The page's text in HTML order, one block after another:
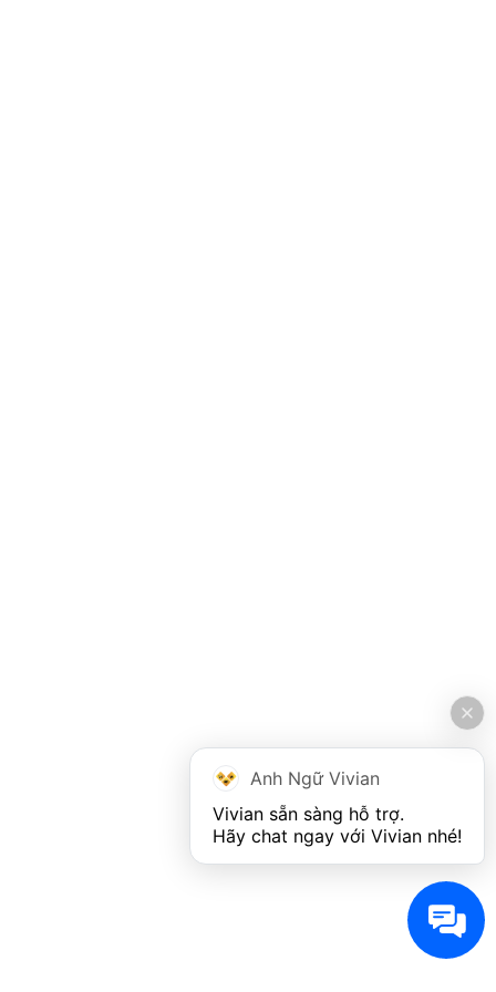
Anh Ngữ Vivian
Vivian sẵn sàng hỗ trợ.
Hãy chat ngay với Vivian nhé!